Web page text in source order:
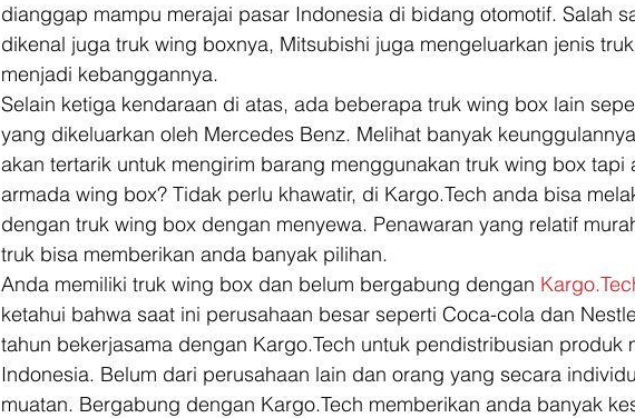
dianggap mampu merajai pasar Indonesia di bidang otomotif. Salah
dikenal juga truk wing boxnya, Mitsubishi juga mengeluarkan jenis
menjadi kebanggannya.
Selain ketiga kendaraan di atas, ada beberapa truk wing box lain
yang dikeluarkan oleh Mercedes Benz. Melihat banyak
akan tertarik untuk mengirim barang menggunakan truk wing box tapi
armada wing box? Tidak perlu khawatir, di Kargo.Tech anda bisa
dengan truk wing box dengan menyewa. Penawaran yang relatif
truk bisa memberikan anda banyak pilihan.
Anda memiliki truk wing box dan belum bergabung dengan
ketahui bahwa saat ini perusahaan besar seperti Coca-cola dan
tahun bekerjasama dengan Kargo.Tech untuk pendistribusian produk
Indonesia. Belum dari perusahaan lain dan orang yang secara
muatan. Bergabung dengan Kargo.Tech memberikan anda banyak